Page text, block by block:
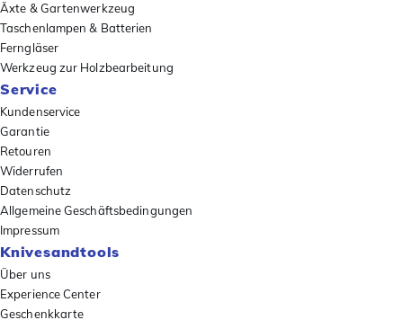
Äxte & Gartenwerkzeug
Taschenlampen & Batterien
Ferngläser
Werkzeug zur Holzbearbeitung
Service
Kundenservice
Garantie
Retouren
Widerrufen
Datenschutz
Allgemeine Geschäftsbedingungen
Impressum
Knivesandtools
Über uns
Experience Center
Geschenkkarte